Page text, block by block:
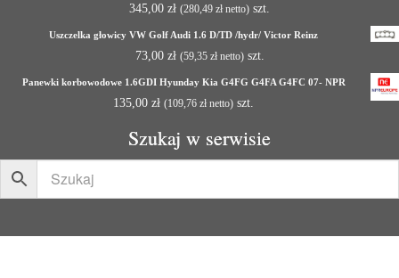
345,00 zł (280,49 zł netto) szt.
Uszczelka głowicy VW Golf Audi 1.6 D/TD /hydr/ Victor Reinz
73,00 zł (59,35 złnetto)szt.
Panewki korbowodowe 1.6GDI Hyunday Kia G4FG G4FA G4FC 07- NPR
135,00 zł (109,76 zł netto) szt.
Szukaj w serwisie